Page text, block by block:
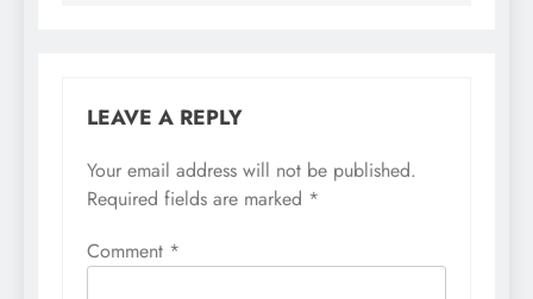
LEAVE A REPLY
Your email address will not be published.
Required fields are marked *
Comment *